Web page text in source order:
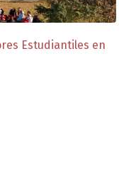
Estudiantiles en